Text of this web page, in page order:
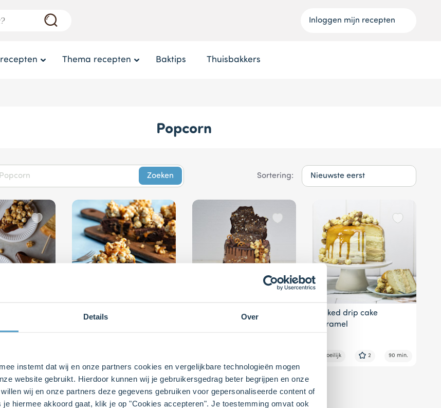
Details Over
instemt dat wij en onze partners cookies en vergelijkbare technologieën mogen
website gebruikt. Hierdoor kunnen wij je gebruikersgedrag beter begrijpen en onze
wij en onze partners deze gegevens gebruiken voor gepersonaliseerde content of
je hiermee akkoord gaat, klik je op "Cookies accepteren". Je toestemming omvat ook
Inloggen mijn recepten
Thema recepten Baktips Thuisbakkers
Popcorn
Zoeken Sortering:
Verwen Fudge
Naked drip cake
caramel
Moeilijk 2 90 min.